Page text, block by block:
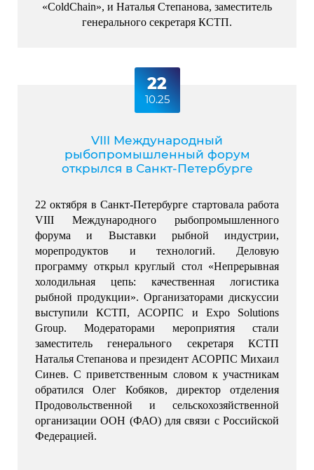
«ColdChain», и Наталья Степанова, заместитель
генерального секретаря КСТП.
22
10.25
VIII Международный
рыбопромышленный форум
открылся в Санкт-Петербурге
22 октября в Санкт-Петербурге стартовала работа
VIII Международного рыбопромышленного
форума и Выставки рыбной индустрии,
морепродуктов и технологий. Деловую
программу открыл круглый стол «Непрерывная
холодильная цепь: качественная логистика
рыбной продукции». Организаторами дискуссии
выступили КСТП, АСОРПС и Expo Solutions
Group. Модераторами мероприятия стали
заместитель генерального секретаря КСТП
Наталья Степанова и президент АСОРПС Михаил
Синев. С приветственным словом к участникам
обратился Олег Кобяков, директор отделения
Продовольственной и сельскохозяйственной
организации ООН (ФАО) для связи с Российской
Федерацией.